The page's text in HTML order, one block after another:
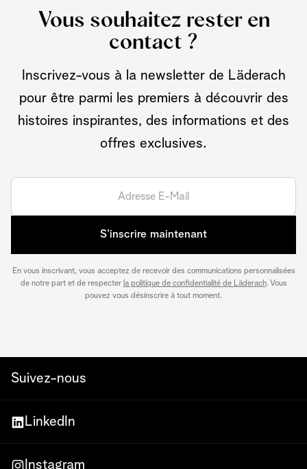
Vous souhaitez rester en
contact ?
Inscrivez-vous à la newsletter de Läderach
pour être parmi les premiers à découvrir des
histoires inspirantes, des informations et des
offres exclusives.
S’inscrire maintenant
En vous inscrivant, vous acceptez de recevoir des communications personnalisées
de notre part et de respecter la politique de confidentialité de Läderach. Vous
pouvez vous désinscrire à tout moment.
Suivez-nous
LinkedIn
Instagram